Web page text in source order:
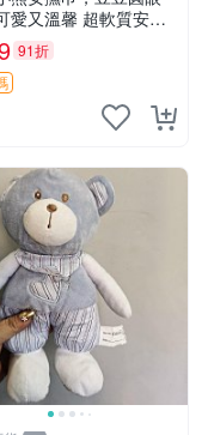
愛又溫馨 超軟質安撫
豆設計，哄睡好幫手
豆眼安撫巾 數碼豆豆
91折